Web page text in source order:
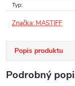
Typ:
Značka: MASTIFF
Popis produktu
Podrobný